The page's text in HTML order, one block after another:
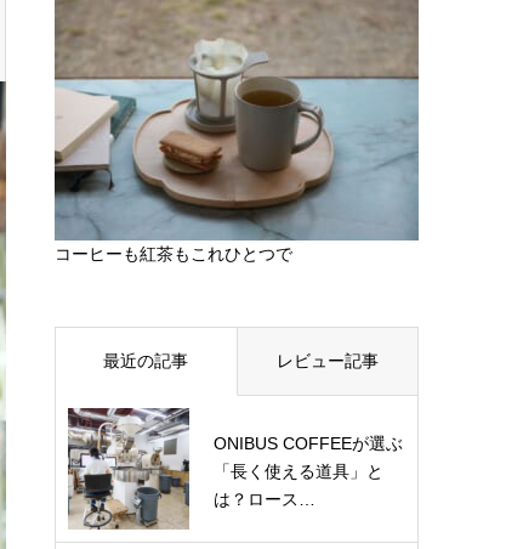
コーヒーも紅茶もこれひとつで
最近の記事 レビュー記事
ONIBUS COFFEEが選ぶ
「長く使える道具」と
は？ロース…